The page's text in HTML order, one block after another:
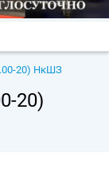
20) НкШЗ
20)